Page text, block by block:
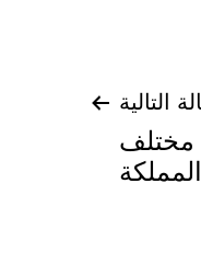
التالية
مختلف